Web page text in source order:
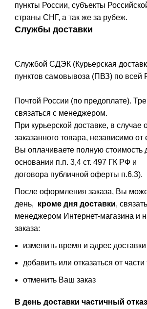
пункты России, субъекты
страны СНГ, а так же за рубеж.
Службы доставки
Службой СДЭК (Курьерская
пунктов самовывоза (ПВЗ) по всей
Почтой России (по предоплате).
связаться с менеджером.
При курьерской доставке, в случае
заказанного товара, независимо от
Вы оплачиваете полную стоимость
основании п.п. 3,4 ст. 497 ГК РФ и
договора публичной оферты п.6.3).
После оформления заказа, Вы
день, кроме дня доставки,
менеджером Интернет-магазина и
заказа:
изменить время и адрес доставки
добавить или отказаться от
отменить Ваш заказ
В день доставки частичный